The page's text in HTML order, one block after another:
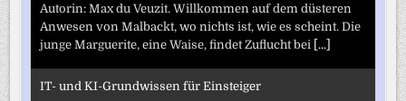
Autorin: Max du Veuzit. Willkommen auf dem düsteren
Anwesen von Malbackt, wo nichts ist, wie es scheint. Die
junge Marguerite, eine Waise, findet Zuflucht bei [...]
IT- und KI-Grundwissen für Einsteiger